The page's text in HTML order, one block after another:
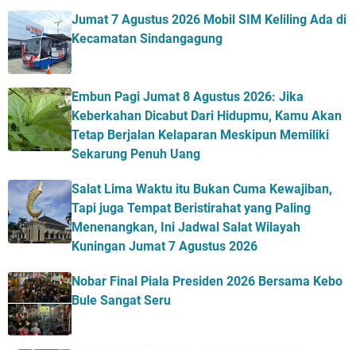
Jumat 7 Agustus 2026 Mobil SIM Keliling Ada di
Kecamatan Sindangagung
Embun Pagi Jumat 8 Agustus 2026: Jika
Keberkahan Dicabut Dari Hidupmu, Kamu Akan
Tetap Berjalan Kelaparan Meskipun Memiliki
Sekarung Penuh Uang
Salat Lima Waktu itu Bukan Cuma Kewajiban,
Tapi juga Tempat Beristirahat yang Paling
Menenangkan, Ini Jadwal Salat Wilayah
Kuningan Jumat 7 Agustus 2026
Nobar Final Piala Presiden 2026 Bersama Kebo
Bule Sangat Seru